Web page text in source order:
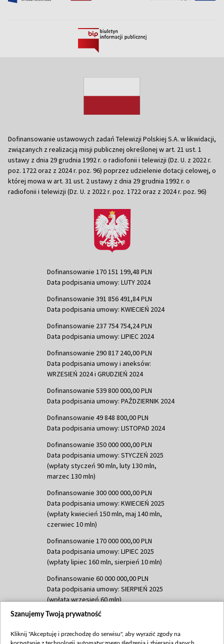
Dofinansowanie ustawowych zadań Telewizji Polskiej S.A. w likwidacji,
związanych z realizacją misji publicznej określonej w art. 21 ust. 1
ustawy z dnia 29 grudnia 1992 r. o radiofonii i telewizji (Dz. U. z 2022 r.
poz. 1722 oraz z 2024 r. poz. 96) poprzez udzielenie dotacji celowej, o
której mowa w art. 31 ust. 2 ustawy z dnia 29 grudnia 1992 r. o
radiofonii i telewizji (Dz. U. z 2022 r. poz. 1722 oraz z 2024 r. poz. 96)
Dofinansowanie 170 151 199,48 PLN
Data podpisania umowy: LUTY 2024
Dofinansowanie 391 856 491,84 PLN
Data podpisania umowy: KWIECIEŃ 2024
Dofinansowanie 237 754 754,24 PLN
Data podpisania umowy: LIPIEC 2024
Dofinansowanie 290 817 240,00 PLN
Data podpisania umowy i aneksów:
WRZESIEŃ 2024 i GRUDZIEŃ 2024
Dofinansowanie 539 800 000,00 PLN
Data podpisania umowy: PAŹDZIERNIK 2024
Dofinansowanie 49 848 800,00 PLN
Data podpisania umowy: LISTOPAD 2024
Dofinansowanie 350 000 000,00 PLN
Data podpisania umowy: STYCZEŃ 2025
(wpłaty styczeń 90 mln, luty 130 mln,
marzec 130 mln)
Dofinansowanie 300 000 000,00 PLN
Data podpisania umowy: KWIECIEŃ 2025
(wpłaty kwiecień 150 mln, maj 140 mln,
czerwiec 10 mln)
Dofinansowanie 170 000 000,00 PLN
Data podpisania umowy: LIPIEC 2025
(wpłaty lipiec 160 mln, sierpień 10 mln)
Dofinansowanie 60 000 000,00 PLN
Data podpisania umowy: SIERPIEŃ 2025
(wpłata wrzesień 60 mln)
Dofinansowanie 635 783 051,21 PLN
(wpłata wrzesień 100 mln, październik 350
Szanujemy Twoją prywatność
Kliknij "Akceptuję i przechodzę do serwisu", aby wyrazić zgody na